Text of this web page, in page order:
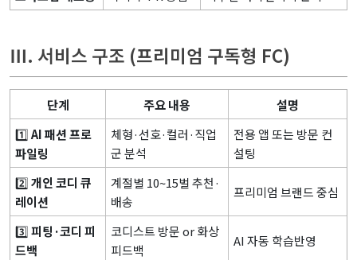
Ⅲ. 서비스 구조 (프리미엄 구독형 FC)
단계 주요 내용
설명
1️⃣AI 패션 프로
파일링
체형·선호·컬러·직업
군 분석
전용 앱 또는 방문 컨
설팅
2️⃣개인 코디 큐
레이션
계절별 10~15벌 추천·
배송
프리미엄 브랜드 중심
3️⃣피팅·코디 피
드백
코디스트 방문 or 화상
피드백
AI 자동 학습반영